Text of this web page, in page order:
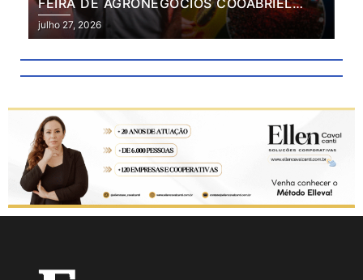
2026 EM NOITE DE GRANDES SUCESSOS
julho 27, 2026